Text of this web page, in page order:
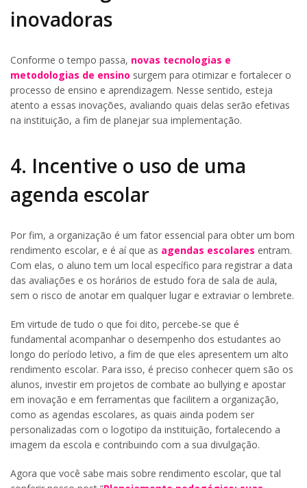
inovadoras
Conforme o tempo passa, novas tecnologias e
metodologias de ensino surgem para otimizar e fortalecer o
processo de ensino e aprendizagem. Nesse sentido, esteja
atento a essas inovações, avaliando quais delas serão efetivas
na instituição, a fim de planejar sua implementação.
4. Incentive o uso de uma
agenda escolar
Por fim, a organização é um fator essencial para obter um bom
rendimento escolar, e é aí que as agendas escolares entram.
Com elas, o aluno tem um local específico para registrar a data
das avaliações e os horários de estudo fora de sala de aula,
sem o risco de anotar em qualquer lugar e extraviar o lembrete.
Em virtude de tudo o que foi dito, percebe-se que é
fundamental acompanhar o desempenho dos estudantes ao
longo do período letivo, a fim de que eles apresentem um alto
rendimento escolar. Para isso, é preciso conhecer quem são os
alunos, investir em projetos de combate ao bullying e apostar
em inovação e em ferramentas que facilitem a organização,
como as agendas escolares, as quais ainda podem ser
personalizadas com o logotipo da instituição, fortalecendo a
imagem da escola e contribuindo com a sua divulgação.
Agora que você sabe mais sobre rendimento escolar, que tal